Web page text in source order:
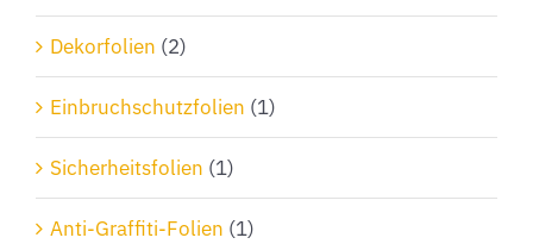
Dekorfolien (2)
Einbruchschutzfolien (1)
Sicherheitsfolien (1)
Anti-Graffiti-Folien (1)